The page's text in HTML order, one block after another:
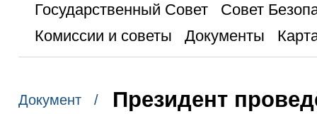
Государственный Совет
Совет
Комиссии и советы
Документы
Документ /
Президент